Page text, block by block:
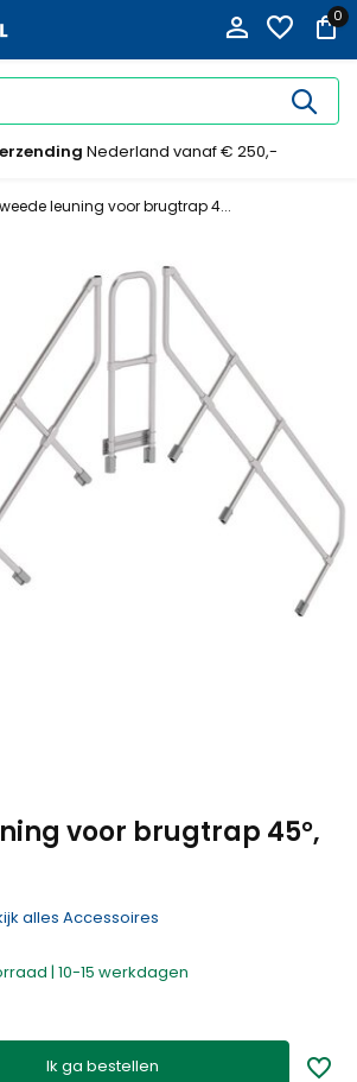
0
Nederland vanaf € 250,-
leuning voor brugtrap 4...
voor brugtrap 45°,
alles Accessoires
| 10-15 werkdagen
Ik ga bestellen